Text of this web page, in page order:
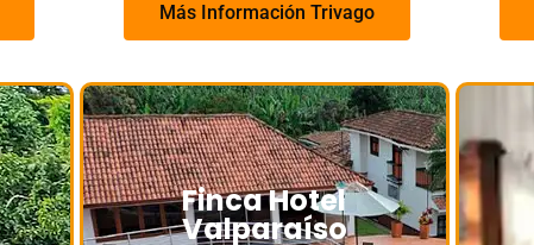
Más Información Trivago
Finca Hotel
Valparaíso